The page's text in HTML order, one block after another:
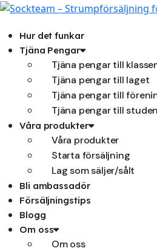
Hoppa
innehållHur det funkar
Tjäna Pengar
Tjäna pengar till
Tjäna pengar till laget
Tjäna pengar till
Tjäna pengar till
Våra produkter
Våra produkter
Starta försäljning
Lag som säljer/sålt
Bli ambassadör
Försäljningstips
Blogg
Om oss
Om oss